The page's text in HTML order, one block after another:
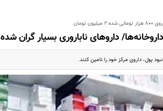
شده ۲ میلیون تومان
داروهای ناباروری بسیار گران شده